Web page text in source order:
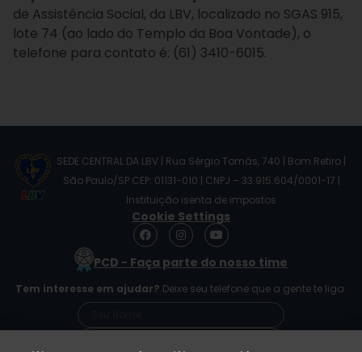
de Assistência Social, da LBV, localizado no SGAS 915,
lote 74 (ao lado do Templo da Boa Vontade), o
telefone para contato é: (61) 3410-6015.
SEDE CENTRAL DA LBV | Rua Sérgio Tomás, 740 | Bom Retiro |
São Paulo/SP CEP: 01131-010 | CNPJ – 33.915.604/0001-17 |
Instituição isenta de impostos
Cookie Settings
F
a
e
o
o
I
n
s
t
g
r
m
Y
o
t
b
e
PCD - Faça parte do nosso time
Tem interesse em ajudar? Deixe seu telefone que a gente te liga.